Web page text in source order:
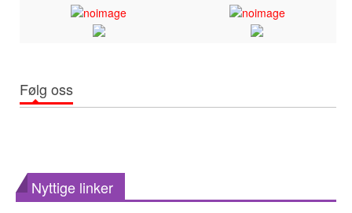
Følg oss
Nyttige linker